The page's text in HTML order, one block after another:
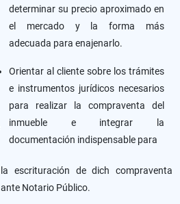
determinar su precio aproximado en
el mercado y la forma más
adecuada para enajenarlo.
Orientar al cliente sobre los trámites
e instrumentos jurídicos necesarios
para realizar la compraventa del
inmueble e integrar la
documentación indispensable para
la escrituración de dich compraventa
ante Notario Público.